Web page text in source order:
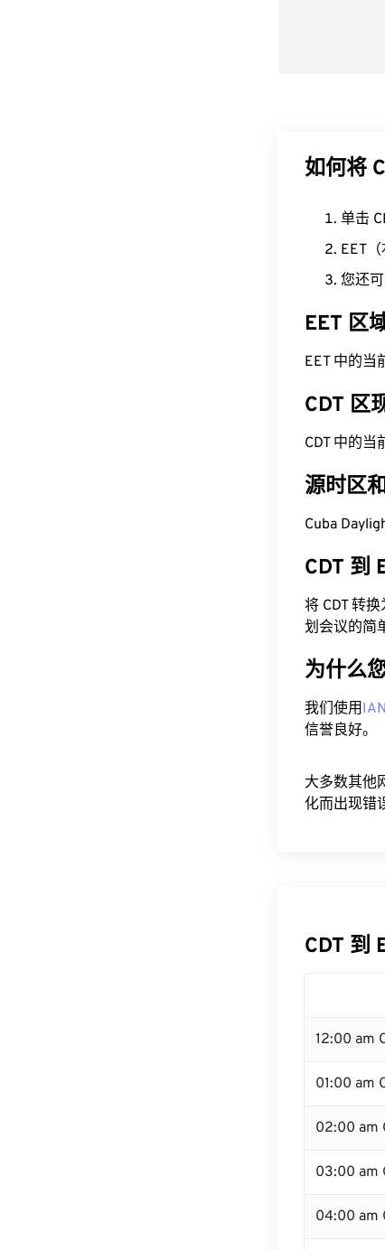
如何将
单击
EET
您还
EET 区
EET 中的
CDT 区
CDT 中的
源时区
Cuba
CDT 到
将 CDT 转
划会议的简
为什么
我们使用
信誉良好。
大多数其他
化而出现错
CDT 到
12:00 am
01:00 am
02:00 am
03:00 am
04:00 am